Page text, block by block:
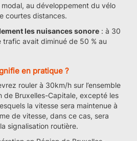
au développement du vélo
courtes distances.
les nuisances sonore : à 30
trafic avait diminué de 50 % au
en pratique ?
rouler à 30km/h sur l’ensemble
de Bruxelles-Capitale, excepté les
la vitesse sera maintenue à
de vitesse, dans ce cas, sera
signalisation routière.